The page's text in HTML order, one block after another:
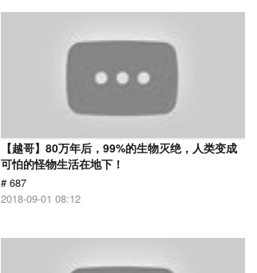
【越哥】80万年后，99%的生物灭绝，人类变成
可怕的怪物生活在地下！
# 687
2018-09-01 08:12